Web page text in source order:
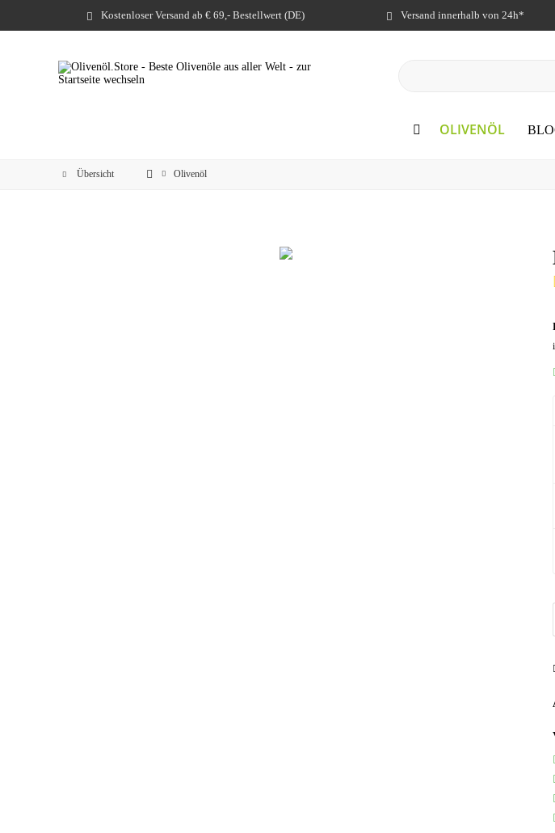
Kostenloser Versand ab € 69,- Bestellwert (DE) Versand innerhalb von 24h*
OLIVENÖL
Übersicht Olivenöl